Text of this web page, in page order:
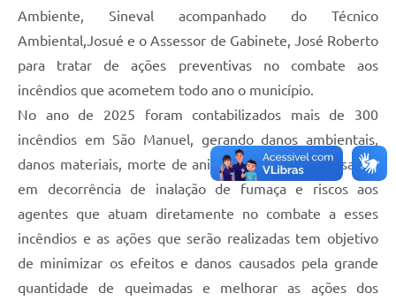
Ambiente, Sineval acompanhado do Técnico
Ambiental,Josué e o Assessor de Gabinete, José Roberto
para tratar de ações preventivas no combate aos
incêndios que acometem todo ano o município.
No ano de 2025 foram contabilizados mais de 300
incêndios em São Manuel, gerando danos ambientais,
danos materiais, morte de animais, problemas de saúde
em decorrência de inalação de fumaça e riscos aos
agentes que atuam diretamente no combate a esses
incêndios e as ações que serão realizadas tem objetivo
de minimizar os efeitos e danos causados pela grande
quantidade de queimadas e melhorar as ações dos